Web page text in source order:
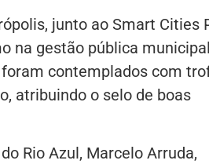
junto ao Smart Cities
na gestão pública
contemplados com
atribuindo o selo de boas
Rio Azul, Marcelo Arruda,